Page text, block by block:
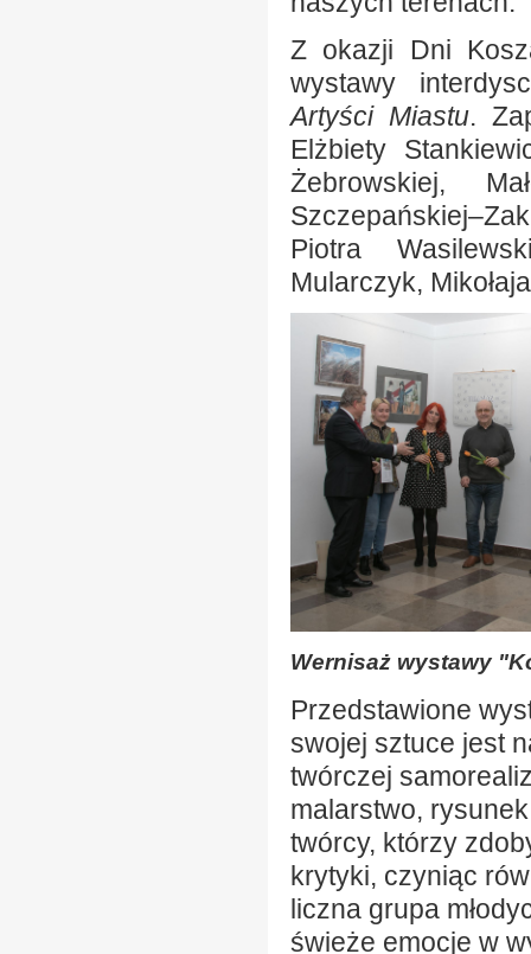
Z okazji Dni
wystawy
Artyści Miastu.
Elżbiety
Żebrowskiej,
Piotra
Mularczyk,
Wernisaż wystawy
Przedstawione
swojej sztuce jest
twórczej
malarstwo,
twórcy, którzy
krytyki, czyniąc
liczna grupa
świeże emocje w